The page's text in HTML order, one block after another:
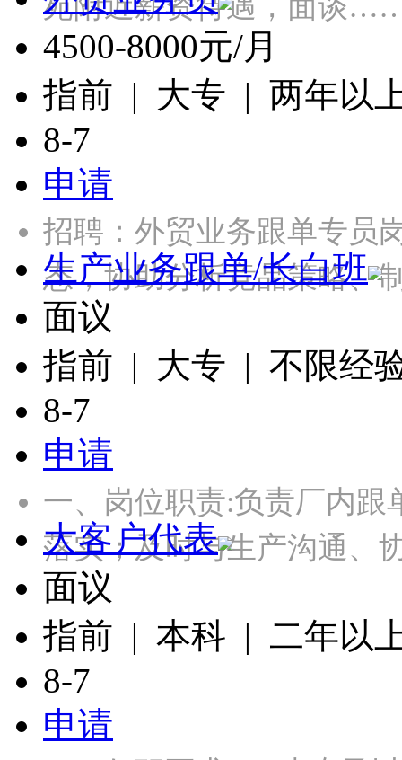
4500-8000元/月
指前 | 大专 | 两年以
8-7
申请
招聘：外贸业务跟单专员
态，协助分析竞品策略
生产业务跟单/长白班
面议
指前 | 大专 | 不限经
8-7
申请
一、岗位职责:负责厂内跟
落实；及时与生产沟通
大客户代表
面议
指前 | 本科 | 二年以
8-7
申请